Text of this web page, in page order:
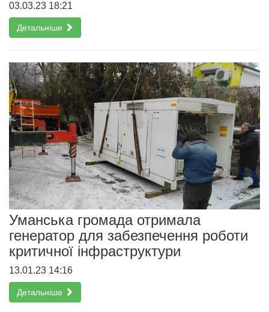
03.03.23 18:21
Детальніше
Уманська громада отримала
генератор для забезпечення роботи
критичної інфраструктури
13.01.23 14:16
Детальніше